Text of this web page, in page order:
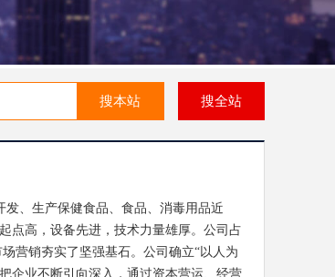
搜本站 搜全站
、生产保健食品、食品、消毒用品近
点高，设备先进，技术力量雄厚。公司占
营销夯实了坚强基石。公司确立“以人为
企业不断引向深入，通过资本营运、经营